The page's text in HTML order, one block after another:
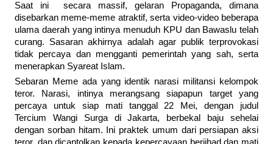
Saat ini secara massif, gelaran Propaganda, dimana
disebarkan meme-meme atraktif, serta video-video beberapa
ulama daerah yang intinya menuduh KPU dan Bawaslu telah
curang. Sasaran akhirnya adalah agar publik terprovokasi
tidak percaya dan mengganti pemerintah yang sah, serta
menerapkan Syareat Islam.
Sebaran Meme ada yang identik narasi militansi kelompok
teror. Narasi, intinya merangsang siapapun target yang
percaya untuk siap mati tanggal 22 Mei, dengan judul
Tercium Wangi Surga di Jakarta, berbekal baju sehelai
dengan sorban hitam. Ini praktek umum dari persiapan aksi